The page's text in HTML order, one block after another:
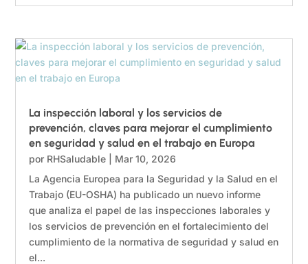
La inspección laboral y los servicios de
prevención, claves para mejorar el cumplimiento
en seguridad y salud en el trabajo en Europa
por RHSaludable
Mar 10, 2026
La Agencia Europea para la Seguridad y la Salud en el
Trabajo (EU-OSHA) ha publicado un nuevo informe
que analiza el papel de las inspecciones laborales y
los servicios de prevención en el fortalecimiento del
cumplimiento de la normativa de seguridad y salud en
el...